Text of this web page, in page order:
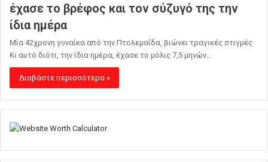
έχασε το βρέφος και τον σύζυγό της την
ίδια ημέρα
Μία 42χρονη γυναίκα από την Πτολεμαΐδα, βιώνει τραγικές στιγμές.
Κι αυτό διότι, την ίδια ημέρα, έχασε το μόλις 7,5 μηνών…
Διαβάστε περισσότερα »